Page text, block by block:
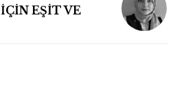
EŞİT VE